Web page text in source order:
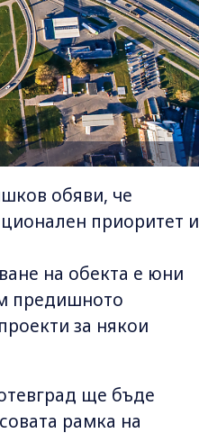
обяви, че
приоритет и
на обекта е юни
предишното
за някои
ще бъде
рамка на